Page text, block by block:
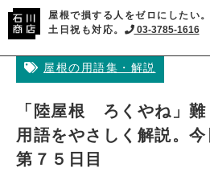
屋根で損する人をゼロにしたい。
土日祝も対応。
03-3785-1616
屋根の用語集・解説
「陸屋根 ろくやね」難
用語をやさしく解説。今
第７５日目